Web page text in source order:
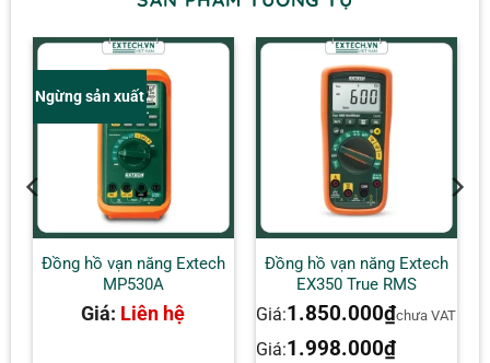
Ngừng sản xuất
Đồng hồ vạn năng Extech
MP530A
Giá: Liên hệ
Đồng hồ vạn năng Extech
EX350 True RMS
Giá:1.850.000₫chưa VAT
Giá:1.998.000₫